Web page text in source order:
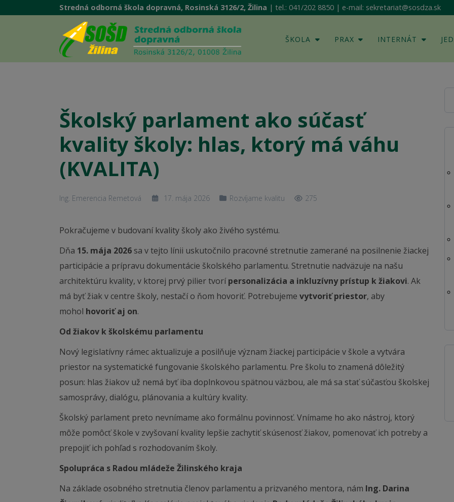
Stredná odborná škola dopravná, Rosinská 3126/2, Žilina | tel.: 041/202 8850 | e-mail: sekretariat@sosdza.sk
ŠKOLA PRAX INTERNÁT
Školský parlament ako súčasť
kvality školy: hlas, ktorý má váhu
(KVALITA)
Ing. Emerencia Remetová 17. mája 2026 Rozvíjame kvalitu 275
Pokračujeme v budovaní kvality školy ako živého systému.
Dňa 15. mája 2026 sa v tejto línii uskutočnilo pracovné stretnutie zamerané na posilnenie žiackej
participácie a prípravu dokumentácie školského parlamentu. Stretnutie nadväzuje na našu
architektúru kvality, v ktorej prvý pilier tvorípersonalizácia a inkluzívny prístup k žiakovi. Ak
má byť žiak v centre školy, nestačí o ňom hovoriť. Potrebujeme vytvoriť priestor, aby
mohol hovoriť aj on.
Od žiakov k školskému parlamentu
Nový legislatívny rámec aktualizuje a posilňuje význam žiackej participácie v škole a vytvára
priestor na systematické fungovanie školského parlamentu. Pre školu to znamená dôležitý
posun: hlas žiakov už nemá byť iba doplnkovou spätnou väzbou, ale má sa stať súčasťou školskej
samosprávy, dialógu, plánovania a kultúry kvality.
Školský parlament preto nevnímame ako formálnu povinnosť. Vnímame ho ako nástroj, ktorý
môže pomôcť škole v zvyšovaní kvality lepšie zachytiť skúsenosť žiakov, pomenovať ich potreby a
prepojiť ich pohľad s rozhodovaním školy.
Spolupráca s Radou mládeže Žilinského kraja
Na základe osobného stretnutia členov parlamentu a prizvaného mentora, nám Ing. Darina